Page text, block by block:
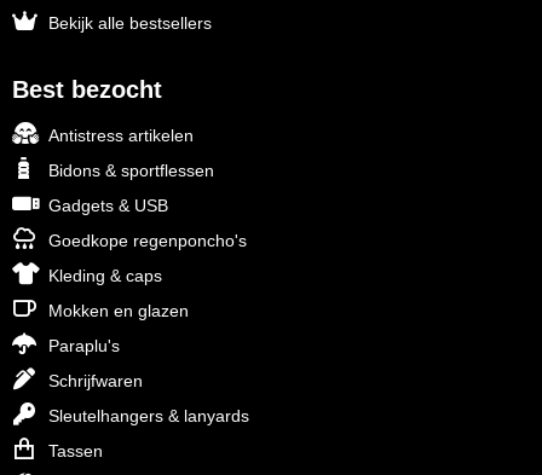
Bekijk alle bestsellers
Best bezocht
Antistress artikelen
Bidons & sportflessen
Gadgets & USB
Goedkope regenponcho's
Kleding & caps
Mokken en glazen
Paraplu's
Schrijfwaren
Sleutelhangers & lanyards
Tassen